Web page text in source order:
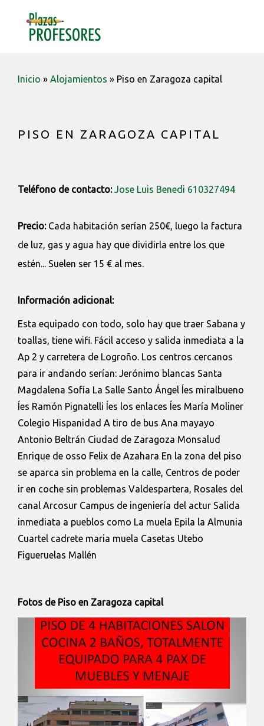
principal
contenido
lateralInicio » Alojamientos » Piso en Zaragoza capital
PISO EN ZARAGOZA CAPITAL
Teléfono de contacto: Jose Luis Benedi 610327494
Precio:Cada habitación serían 250€, luego la factura
de luz, gas y agua hay que dividirla entre los que
estén... Suelen ser 15 € al mes.
Información adicional:
Esta equipado con todo, solo hay que traer Sabana y
toallas, tiene wifi. Fácil acceso y salida inmediata a la
Ap 2 y carretera de Logroño. Los centros cercanos
para ir andando serían: Jerónimo blancas Santa
Magdalena Sofía La Salle Santo Ángel Íes miralbueno
Íes Ramón Pignatelli Íes los enlaces Íes María Moliner
Colegio Hispanidad A tiro de bus Ana mayayo
Antonio Beltrán Ciudad de Zaragoza Monsalud
Enrique de osso Felix de Azahara En la zona del piso
se aparca sin problema en la calle, Centros de poder
ir en coche sin problemas Valdespartera, Rosales del
canal Arcosur Campus de ingeniería del actur Salida
inmediata a pueblos como La muela Epila la Almunia
Cuartel cadrete maria muela Casetas Utebo
Figueruelas Mallén
Fotos de Piso en Zaragoza capital